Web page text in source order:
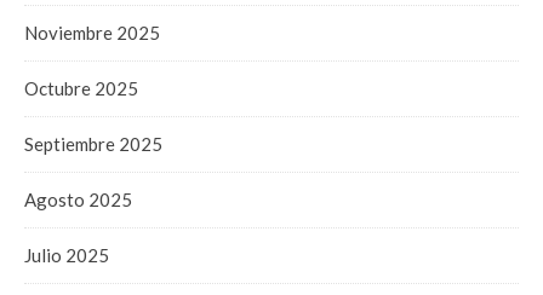
Noviembre 2025
Octubre 2025
Septiembre 2025
Agosto 2025
Julio 2025